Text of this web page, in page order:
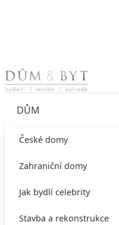
Skip to content
DŮM
České domy
Zahraniční domy
Jak bydlí celebrity
Stavba a rekonstrukce